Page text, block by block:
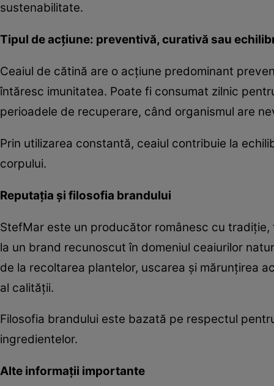
sustenabilitate.
Tipul de acțiune: preventivă, curativă sau
Ceaiul de cătină are o acțiune predominant
întăresc imunitatea. Poate fi consumat zilnic
perioadele de recuperare, când organismul are
Prin utilizarea constantă, ceaiul contribuie la
corpului.
Reputația și filosofia brandului
StefMar este un producător românesc cu
la un brand recunoscut în domeniul ceaiurilor
de la recoltarea plantelor, uscarea și mărunțirea
al calității.
Filosofia brandului este bazată pe respectul
ingredientelor.
Alte informații importante